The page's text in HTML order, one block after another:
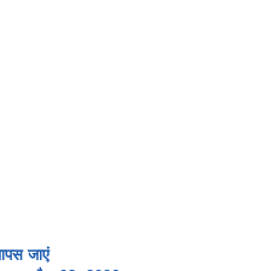
जाएं